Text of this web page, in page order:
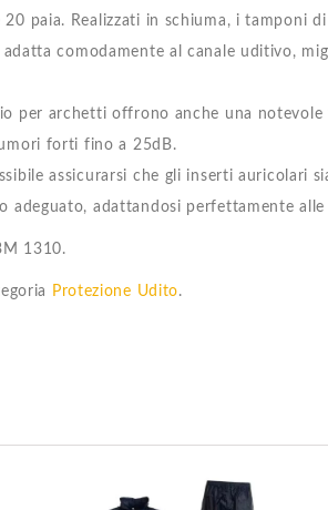
paia. Realizzati in schiuma, i tamponi
comodamente al canale uditivo,
per archetti offrono anche una
forti fino a 25dB.
assicurarsi che gli inserti auricolari
adeguato, adattandosi perfettamente
1310.
Protezione Udito.